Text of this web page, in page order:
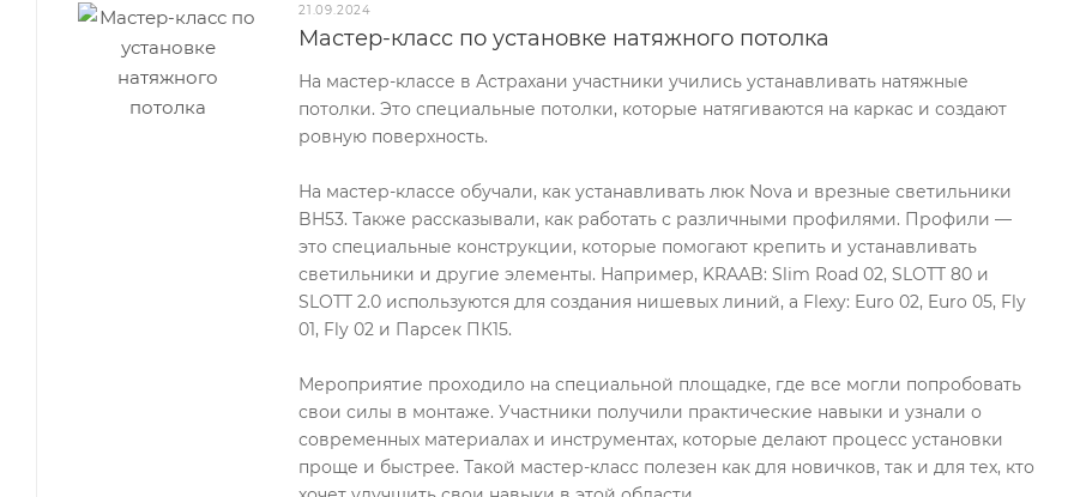
21.09.2024
Мастер-класс по установке натяжного потолка
На мастер-классе в Астрахани участники учились устанавливать натяжные
потолки. Это специальные потолки, которые натягиваются на каркас и создают
ровную поверхность.
На мастер-классе обучали, как устанавливать люк Nova и врезные светильники
BH53. Также рассказывали, как работать с различными профилями. Профили —
это специальные конструкции, которые помогают крепить и устанавливать
светильники и другие элементы. Например, KRAAB: Slim Road 02, SLOTT 80 и
SLOTT 2.0 используются для создания нишевых линий, а Flexy: Euro 02, Euro 05, Fly
01, Fly 02 и Парсек ПК15.
Мероприятие проходило на специальной площадке, где все могли попробовать
свои силы в монтаже. Участники получили практические навыки и узнали о
современных материалах и инструментах, которые делают процесс установки
проще и быстрее. Такой мастер-класс полезен как для новичков, так и для тех, кто